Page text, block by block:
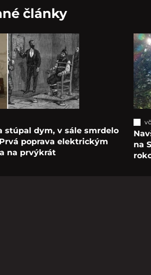
články
stúpal dym, v sále smrdelo
poprava elektrickým
na prvýkrát
na